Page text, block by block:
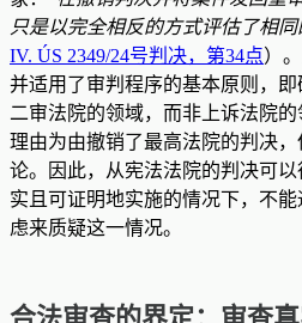
只是以完全相反的方式评估了相
IV. ÚS 2349/24号判决，第34点）
并适用了审判程序的基本原则，
二审法院的领域，而非上诉法院
理由为由撤销了最高法院的判决
论。因此，从宪法法院的判决可
实且可证明地实施的情况下，不
虑来质疑这一情况。